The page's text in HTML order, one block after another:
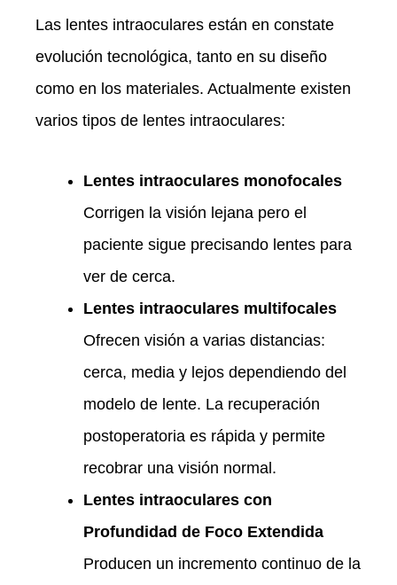
Las lentes intraoculares están en constate
evolución tecnológica, tanto en su diseño
como en los materiales. Actualmente existen
varios tipos de lentes intraoculares:
Lentes intraoculares monofocales
Corrigen la visión lejana pero el
paciente sigue precisando lentes para
ver de cerca.
Lentes intraoculares multifocales
Ofrecen visión a varias distancias:
cerca, media y lejos dependiendo del
modelo de lente. La recuperación
postoperatoria es rápida y permite
recobrar una visión normal.
Lentes intraoculares con
Profundidad de Foco Extendida
Producen un incremento continuo de la